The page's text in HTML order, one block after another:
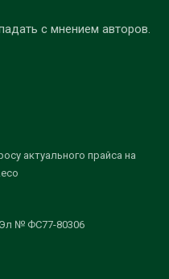
с мнением авторов.
актуального прайса на
№ ФС77-80306